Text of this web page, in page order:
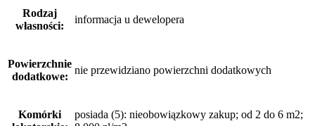
Rodzaj
własności:
informacja u dewelopera
Powierzchnie
dodatkowe:
nie przewidziano powierzchni dodatkowych
Komórki
posiada (5): nieobowiązkowy zakup; od 2 do 6 m2;